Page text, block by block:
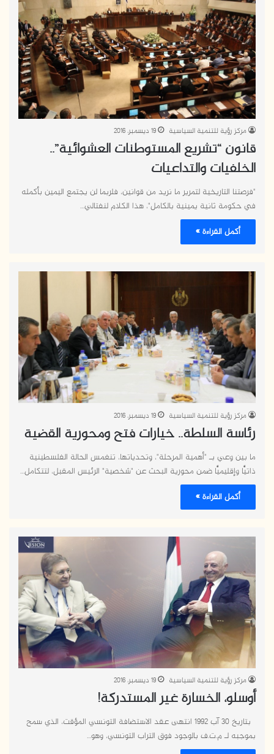
مركز رؤية للتنمية السياسية 19 ديسمبر، 2016
قانون “تشريع المستوطنات العشوائية”..
الخلفيات والتداعيات
"فرصتنا التاريخية لتمرير ما نريد من قوانين، فلربما لن يجتمع اليمين بأكمله
في حكومة ثانية يمينية بالكامل"، هذا الكلام لنفتالي…
أكمل القراءة »
مركز رؤية للتنمية السياسية 19 ديسمبر، 2016
رئاسة السلطة.. خيارات فتح ومحورية القضية
ما بين وعي بـ "أهمية المرحلة"، وتحدياتها، تنغمس الحالة الفلسطينية
ذاتيًّا وإقليميًّا ضمن محورية البحث عن "شخصية" الرئيس المقبل، لتتكامل…
أكمل القراءة »
مركز رؤية للتنمية السياسية 19 ديسمبر، 2016
أوسلو، الخسارة غير المستدركة!
بتاريخ 30 آب 1992 انتهى عقد الاستضافة التونسي المؤقت، الذي سمح
بموجبه لـ م.ت.ف بالوجود فوق التراب التونسي، وهو…